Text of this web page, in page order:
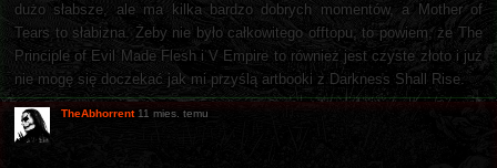
dużo słabsze, ale ma kilka bardzo dobrych momentów, a Mother of
Tears to słabizna. Żeby nie było całkowitego offtopu, to powiem, że The
Principle of Evil Made Flesh i V Empire to również jest czyste złoto i już
nie mogę się doczekać jak mi przyślą artbooki z Darkness Shall Rise.
TheAbhorrent 11 mies. temu